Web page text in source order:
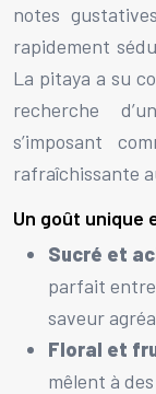
notes
rapidement
La pitaya a su
recherche
s’imposant
rafraîchissante
Un goût unique
Sucré et
parfait
saveur
Floral et
mêlent à